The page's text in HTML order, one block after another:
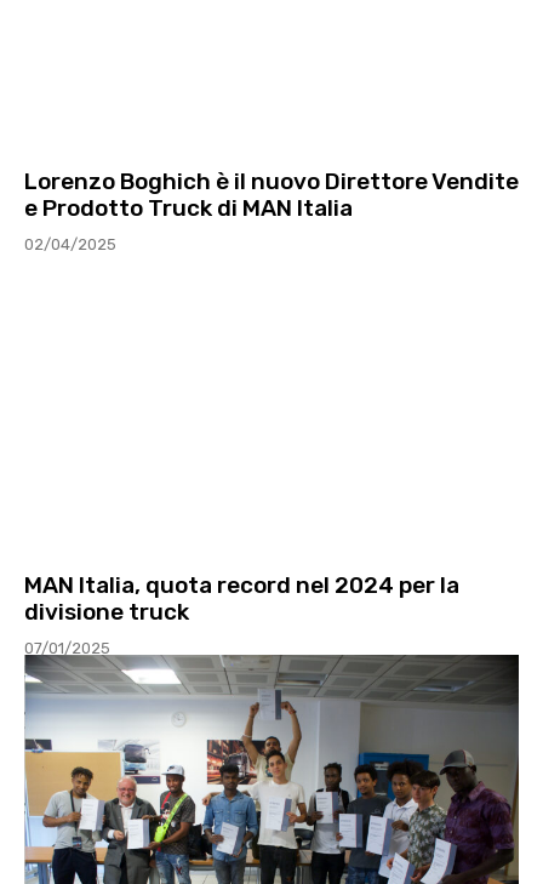
Lorenzo Boghich è il nuovo Direttore Vendite
e Prodotto Truck di MAN Italia
02/04/2025
MAN Italia, quota record nel 2024 per la
divisione truck
07/01/2025